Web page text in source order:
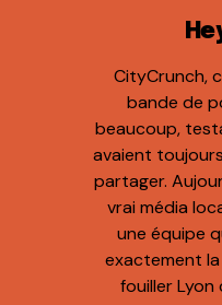
CityCrunch,
bande de
beaucoup,
avaient
partager.
vrai média
une équipe
exactement
fouiller Lyon